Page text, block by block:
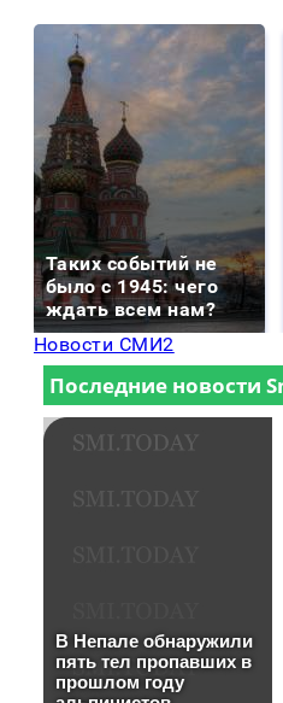
Таких событий не
было с 1945: чего
ждать всем нам?
Новости СМИ2